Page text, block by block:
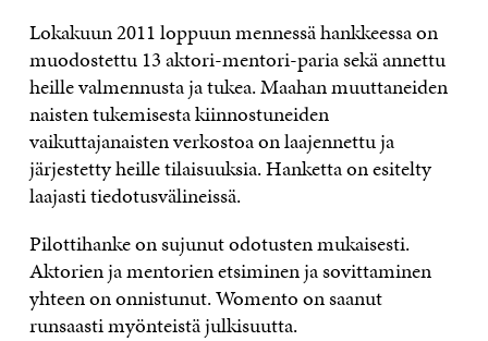
Lokakuun 2011 loppuun mennessä hankkeessa on
muodostettu 13 aktori-mentori-paria sekä annettu
heille valmennusta ja tukea. Maahan muuttaneiden
naisten tukemisesta kiinnostuneiden
vaikuttajanaisten verkostoa on laajennettu ja
järjestetty heille tilaisuuksia. Hanketta on esitelty
laajasti tiedotusvälineissä.
Pilottihanke on sujunut odotusten mukaisesti.
Aktorien ja mentorien etsiminen ja sovittaminen
yhteen on onnistunut. Womento on saanut
runsaasti myönteistä julkisuutta.